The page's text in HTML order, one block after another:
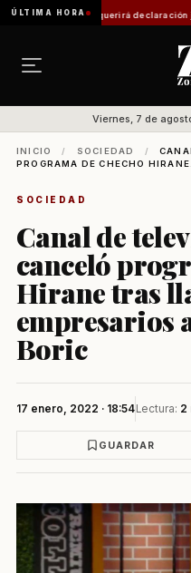
ÚLTIMA HORA
trámite requerirá declaración jurada
Viernes, 7 de
INICIO / SOCIEDAD /
PROGRAMA DE CHECHO
SOCIEDAD
Canal de
canceló
Hirane tras
empresarios
Boric
17 enero, 2022 · 18:54Lectura: 2
GUARDAR